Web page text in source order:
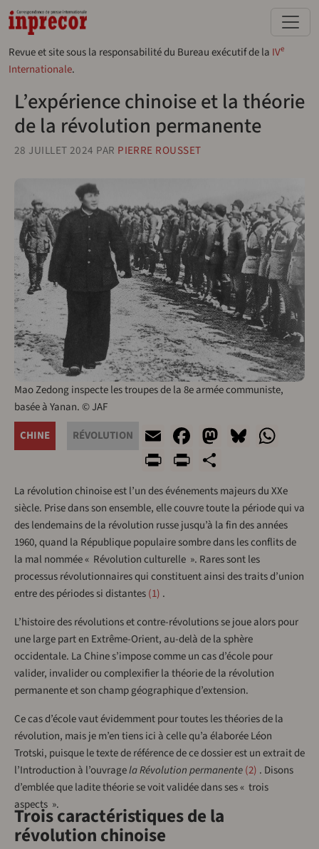
Aller au contenu principal
Revue et site sous la responsabilité du Bureau exécutif de la IVe
Internationale.
L’expérience chinoise et la théorie
de la révolution permanente
28 JUILLET 2024 PAR PIERRE ROUSSET
Mao Zedong inspecte les troupes de la 8e armée communiste,
basée à Yanan. © JAF
CHINE
RÉVOLUTION EmailFacebook
Mastodon
PrintPrintFriendly
La révolution chinoise est l’un des événements majeurs du XXe
siècle. Prise dans son ensemble, elle couvre toute la période qui va
des lendemains de la révolution russe jusqu’à la fin des années
1960, quand la République populaire sombre dans les conflits de
la mal nommée « Révolution culturelle ». Rares sont les
processus révolutionnaires qui constituent ainsi des traits d’union
entre des périodes si distantes 1 .
L’histoire des révolutions et contre-révolutions se joue alors pour
une large part en Extrême-Orient, au-delà de la sphère
occidentale. La Chine s’impose comme un cas d’école pour
valider, invalider ou complexifier la théorie de la révolution
permanente et son champ géographique d’extension.
Ce cas d’école vaut évidemment pour toutes les théories de la
révolution, mais je m’en tiens ici à celle qu’a élaborée Léon
Trotski, puisque le texte de référence de ce dossier est un extrait de
l’Introduction à l’ouvragela Révolution permanente 2 . Disons
d’emblée que ladite théorie se voit validée dans ses « trois
aspects ».
Trois caractéristiques de la
révolution chinoise